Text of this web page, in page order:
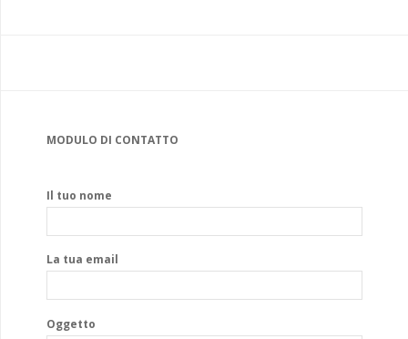
MODULO DI CONTATTO
Il tuo nome
La tua email
Oggetto